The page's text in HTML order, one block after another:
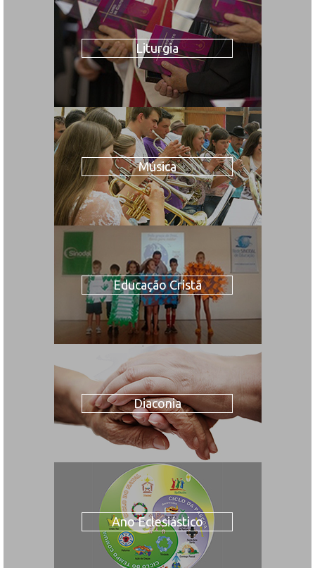
Liturgia
Música
Educação Cristã
Diaconia
Ano Eclesiástico